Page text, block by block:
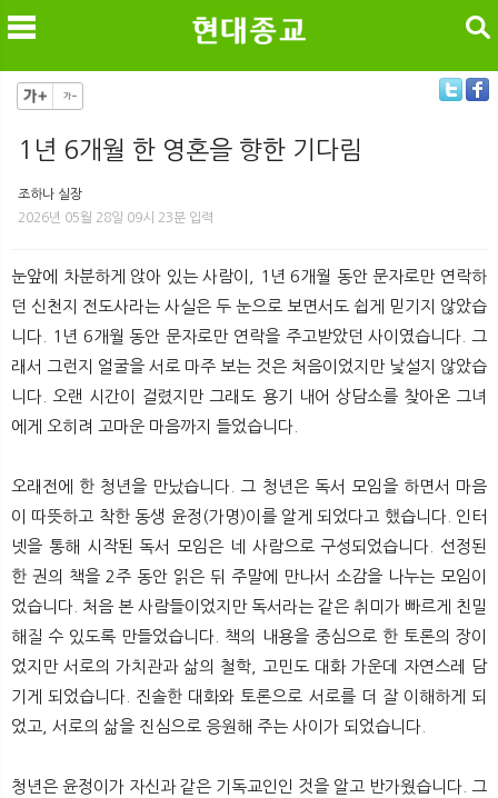
뉴 색
검색
1년 6개월 한 영혼을 향한 기다림
조하나 실장
2026년 05월 28일 09시 23분 입력
눈앞에 차분하게 앉아 있는 사람이, 1년 6개월 동안 문자로만 연락하
던 신천지 전도사라는 사실은 두 눈으로 보면서도 쉽게 믿기지 않았습
니다. 1년 6개월 동안 문자로만 연락을 주고받았던 사이였습니다. 그
래서 그런지 얼굴을 서로 마주 보는 것은 처음이었지만 낯설지 않았습
니다. 오랜 시간이 걸렸지만 그래도 용기 내어 상담소를 찾아온 그녀
에게 오히려 고마운 마음까지 들었습니다.
오래전에 한 청년을 만났습니다. 그 청년은 독서 모임을 하면서 마음
이 따뜻하고 착한 동생 윤정(가명)이를 알게 되었다고 했습니다. 인터
넷을 통해 시작된 독서 모임은 네 사람으로 구성되었습니다. 선정된
한 권의 책을 2주 동안 읽은 뒤 주말에 만나서 소감을 나누는 모임이
었습니다. 처음 본 사람들이었지만 독서라는 같은 취미가 빠르게 친밀
해질 수 있도록 만들었습니다. 책의 내용을 중심으로 한 토론의 장이
었지만 서로의 가치관과 삶의 철학, 고민도 대화 가운데 자연스레 담
기게 되었습니다. 진솔한 대화와 토론으로 서로를 더 잘 이해하게 되
었고, 서로의 삶을 진심으로 응원해 주는 사이가 되었습니다.
청년은 윤정이가 자신과 같은 기독교인인 것을 알고 반가웠습니다. 그